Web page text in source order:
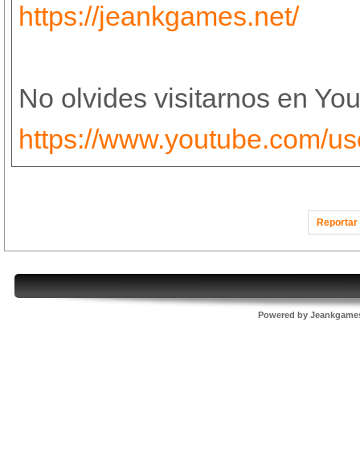
https://jeankgames.net/
No olvides visitarnos en
https://www.youtube.com/
Powered by